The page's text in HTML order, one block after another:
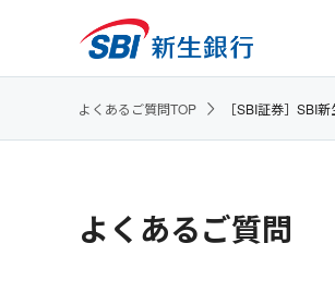
よくあるご質問TOP ［SBI証券］SBI
よくあるご質問